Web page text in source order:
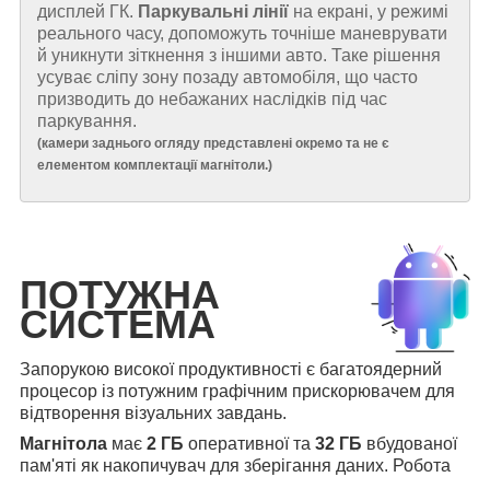
дисплей ГК. Паркувальні лінії на екрані, у режимі
реального часу, допоможуть точніше маневрувати
й уникнути зіткнення з іншими авто. Таке рішення
усуває сліпу зону позаду автомобіля, що часто
призводить до небажаних наслідків під час
паркування.
(камери заднього огляду представлені окремо та не є
елементом комплектації магнітоли.)
ПОТУЖНА
СИСТЕМА
Запорукою високої продуктивності є багатоядерний
процесор із потужним графічним прискорювачем для
відтворення візуальних завдань.
Магнітола має 2 ГБ оперативної та 32 ГБ вбудованої
пам'яті як накопичувач для зберігання даних. Робота